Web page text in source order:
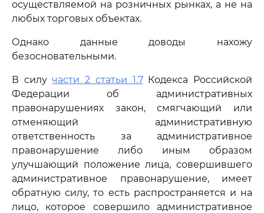
осуществляемой на розничных рынках, а не на
любых торговых объектах.
Однако данные доводы нахожу
безосновательными.
В силучасти 2 статьи 1.7Кодекса Российской
Федерации об административных
правонарушениях закон, смягчающий или
отменяющий административную
ответственность за административное
правонарушение либо иным образом
улучшающий положение лица, совершившего
административное правонарушение, имеет
обратную силу, то есть распространяется и на
лицо, которое совершило административное